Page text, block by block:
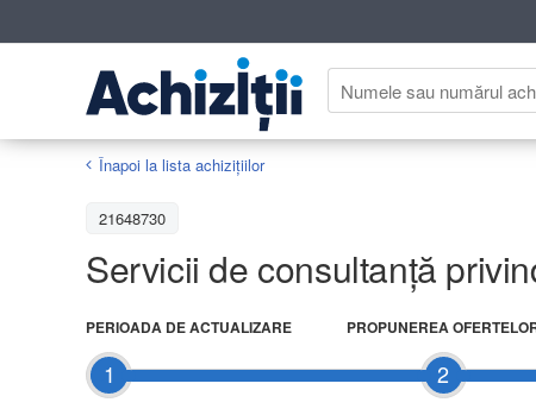
Înapoi la lista achiziţiilor
21648730
Servicii de consultanță
1
PERIOADA DE ACTUALIZARE
2
PROPUNEREA